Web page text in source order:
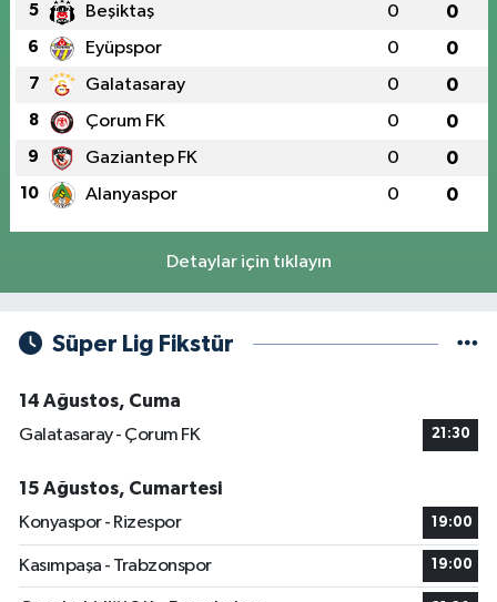
5 Beşiktaş 0 0
6 Eyüpspor 0 0
7 Galatasaray 0 0
8 Çorum FK 0 0
9 Gaziantep FK 0 0
10 Alanyaspor 0 0
Detaylar için tıklayın
Süper Lig Fikstür
14 Ağustos, Cuma
Galatasaray - Çorum FK
21:30
15 Ağustos, Cumartesi
Konyaspor - Rizespor
19:00
Kasımpaşa - Trabzonspor 19:00